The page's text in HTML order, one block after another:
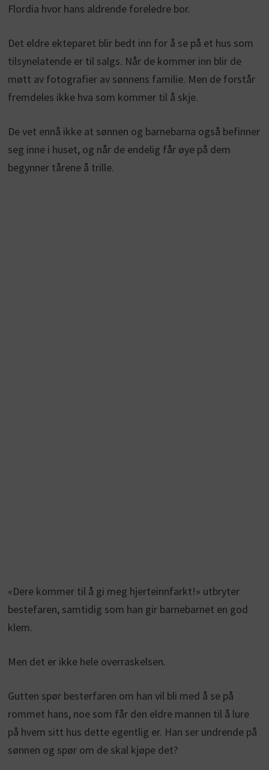
Flordia hvor hans aldrende foreledre bor.
Det eldre ekteparet blir bedt inn for å se på et hus som
tilsynelatende er til salgs. Når de kommer inn blir de
møtt av fotografier av sønnens familie. Men de forstår
fremdeles ikke hva som kommer til å skje.
De vet ennå ikke at sønnen og barnebarna også befinner
seg inne i huset, og når de endelig får øye på dem
begynner tårene å trille.
«Dere kommer til å gi meg hjerteinnfarkt!» utbryter
bestefaren, samtidig som han gir barnebarnet en god
klem.
Men det er ikke hele overraskelsen.
Gutten spør besterfaren om han vil bli med å se på
rommet hans, noe som får den eldre mannen til å lure
på hvem sitt hus dette egentlig er. Han ser undrende på
sønnen og spør om de skal kjøpe det?